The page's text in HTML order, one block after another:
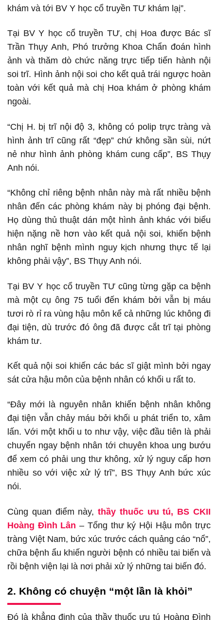
khám và tới BV Y học cổ truyền TƯ khám lạị”.
Tại BV Y học cổ truyền TƯ, chị Hoa được Bác sĩ
Trần Thụy Anh, Phó trưởng Khoa Chẩn đoán hình
ảnh và thăm dò chức năng trực tiếp tiến hành nội
soi trĩ. Hình ảnh nội soi cho kết quả trái ngược hoàn
toàn với kết quả mà chị Hoa khám ở phòng khám
ngoài.
“Chị H. bị trĩ nội độ 3, không có polip trực tràng và
hình ảnh trĩ cũng rất “đẹp” chứ không sần sùi, nứt
nẻ như hình ảnh phòng khám cung cấp”, BS Thụy
Anh nói.
“Không chỉ riêng bệnh nhân này mà rất nhiều bệnh
nhân đến các phòng khám này bị phóng đại bệnh.
Họ dùng thủ thuật dán một hình ảnh khác với biểu
hiện nặng nề hơn vào kết quả nội soi, khiến bệnh
nhân nghĩ bệnh mình nguy kịch nhưng thực tế lại
không phải vậy”, BS Thụy Anh nói.
Tại BV Y học cổ truyền TƯ cũng từng gặp ca bệnh
mà một cụ ông 75 tuổi đến khám bởi vẫn bị máu
tươi rò rỉ ra vùng hậu môn kể cả những lúc không đi
đại tiện, dù trước đó ông đã được cắt trĩ tại phòng
khám tư.
Kết quả nội soi khiến các bác sĩ giật mình bởi ngay
sát cửa hậu môn của bệnh nhân có khối u rất to.
“Đây mới là nguyên nhân khiến bệnh nhân không
đại tiện vẫn chảy máu bởi khối u phát triển to, xâm
lấn. Với một khối u to như vậy, việc đầu tiên là phải
chuyển ngay bệnh nhân tới chuyên khoa ung bướu
để xem có phải ung thư không, xử lý nguy cấp hơn
nhiều so với việc xử lý trĩ”, BS Thụy Anh bức xúc
nói.
Cùng quan điểm này,thầy thuốc ưu tú, BS CKII
Hoàng Đình Lân – Tổng thư ký Hội Hậu môn trực
tràng Việt Nam, bức xúc trước cách quảng cáo “nổ”,
chữa bệnh ẩu khiến người bệnh có nhiều tai biến và
rồi bệnh viện lại là nơi phải xử lý những tai biến đó.
2. Không có chuyện “một lần là khỏi”
Đó là khẳng định của thầy thuốc ưu tú Hoàng Đình